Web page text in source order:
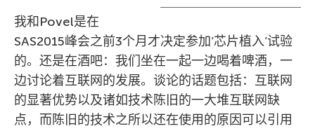
我和Povel是在
SAS2015峰会之前3个月才决定参加’芯片植入’试验
的。还是在酒吧：我们坐在一起一边喝着啤酒，一
边讨论着互联网的发展。谈论的话题包括：互联网
的显著优势以及诸如技术陈旧的一大堆互联网缺
点，而陈旧的技术之所以还在使用的原因可以引用